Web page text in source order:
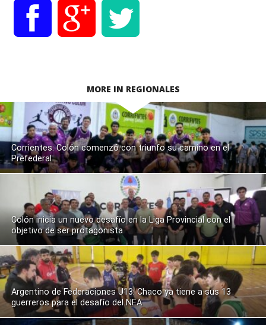
MORE IN REGIONALES
Corrientes: Colón comenzó con triunfo su camino en el
Prefederal
Colón inicia un nuevo desafío en la Liga Provincial con el
objetivo de ser protagonista
Argentino de Federaciones U13: Chaco ya tiene a sus 13
guerreros para el desafío del NEA